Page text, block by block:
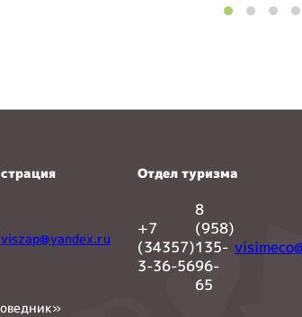
viszap@yandex.ru
Отдел туризма
+7
(34357)
3-36-56
8
(958)
135-
96-
65